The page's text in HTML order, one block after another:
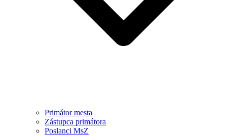
Primátor mesta
Zástupca primátora
Poslanci MsZ